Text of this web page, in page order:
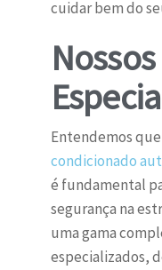
cuidar bem do
Entendemos
condicionado
é fundamental
segurança na
uma gama
especializados,